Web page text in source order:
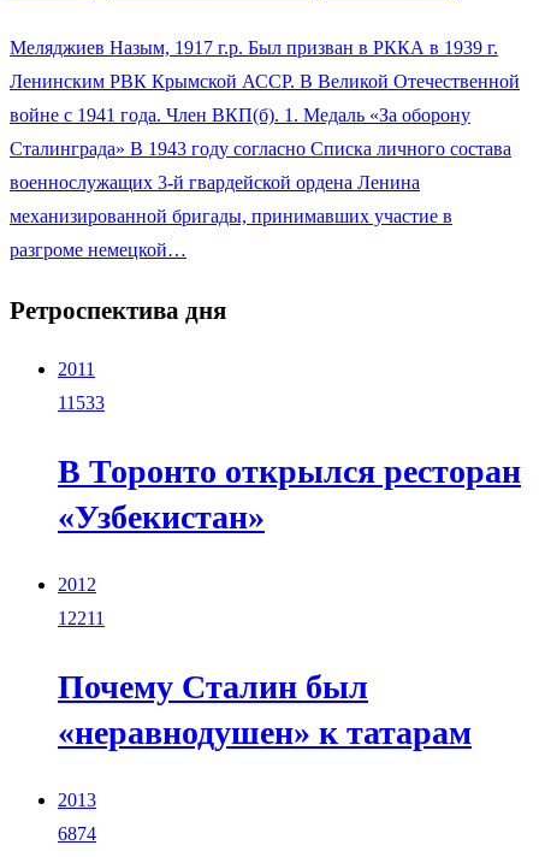
Меляджиев Назым, 1917 г.р. Был призван в РККА в 1939 г.
Ленинским РВК Крымской АССР. В Великой Отечественной
войне с 1941 года. Член ВКП(б). 1. Медаль «За оборону
Сталинграда» В 1943 году согласно Списка личного состава
военнослужащих 3-й гвардейской ордена Ленина
механизированной бригады, принимавших участие в
разгроме немецкой…
Ретроспектива дня
2011
11533
В Торонто открылся ресторан
«Узбекистан»
2012
12211
Почему Сталин был
«неравнодушен» к татарам
2013
6874